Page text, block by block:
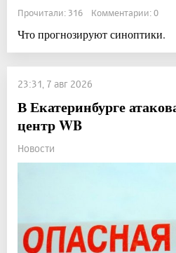
Прочитали: 316 Комментарии: 0
Что прогнозируют синоптики.
23:31, 7 авг 2026
В Екатеринбурге
центр WB
Новости